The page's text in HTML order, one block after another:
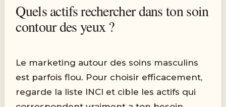
Quels actifs rechercher dans ton soin
contour des yeux ?
Le marketing autour des soins masculins
est parfois flou. Pour choisir efficacement,
regarde la liste INCI et cible les actifs qui